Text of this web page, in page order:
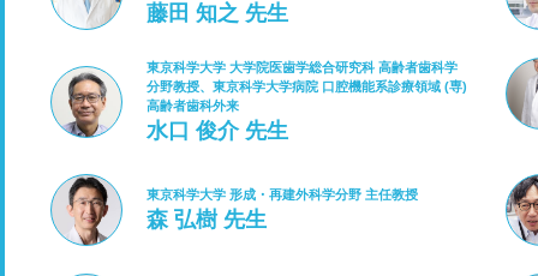
藤田 知之 先生
東京科学大学 大学院医歯学総合研究科 高齢者歯科学
分野教授、東京科学大学病院 口腔機能系診療領域 (専)
高齢者歯科外来
水口 俊介 先生
東京科学大学 形成・再建外科学分野 主任教授
森 弘樹 先生